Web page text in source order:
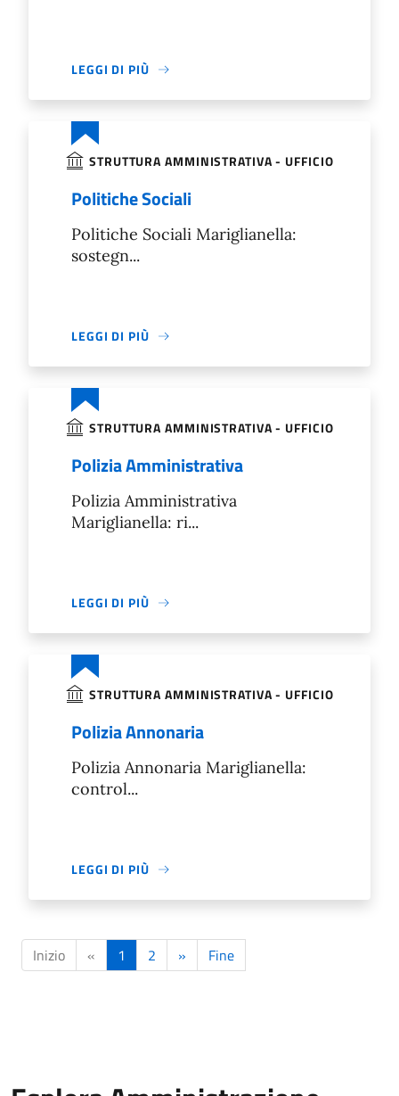
LEGGI DI PIÙ
STRUTTURA AMMINISTRATIVA - UFFICIO
Politiche Sociali
Politiche Sociali Mariglianella:
sostegn...
LEGGI DI PIÙ
STRUTTURA AMMINISTRATIVA - UFFICIO
Polizia Amministrativa
Polizia Amministrativa
Mariglianella: ri...
LEGGI DI PIÙ
STRUTTURA AMMINISTRATIVA - UFFICIO
Polizia Annonaria
Polizia Annonaria Mariglianella:
control...
LEGGI DI PIÙ
Inizio « 1 2 » Fine